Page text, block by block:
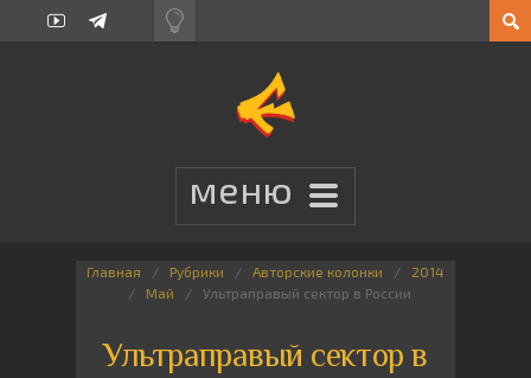
Главная Рубрики Авторские колонки
2014
Май
Ультраправый сектор в России
Ультраправый сектор в